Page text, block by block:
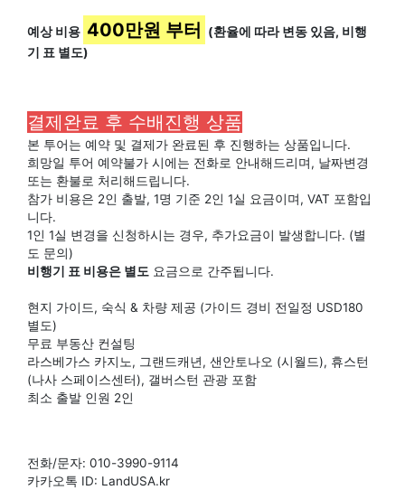
예상 비용 400만원 부터
(환율에 따라 변동 있음, 비행
기 표 별도)
결제완료 후 수배진행 상품
본 투어는 예약 및 결제가 완료된 후 진행하는 상품입니다.
희망일 투어 예약불가 시에는 전화로 안내해드리며, 날짜변경
또는 환불로 처리해드립니다.
참가 비용은 2인 출발, 1명 기준 2인 1실 요금이며, VAT 포함입
니다.
1인 1실 변경을 신청하시는 경우, 추가요금이 발생합니다. (별
도 문의)
비행기 표 비용은 별도 요금으로 간주됩니다.
현지 가이드, 숙식 & 차량 제공 (가이드 경비 전일정 USD180
별도)
무료 부동산 컨설팅
라스베가스 카지노, 그랜드캐년, 샌안토나오 (시월드), 휴스턴
(나사 스페이스센터), 갤버스턴 관광 포함
최소 출발 인원 2인
전화/문자: 010-3990-9114
카카오톡 ID: LandUSA.kr